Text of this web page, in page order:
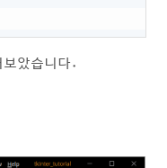
았습니다.